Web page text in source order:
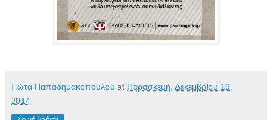
Γιώτα Παπαδημακοπούλου at Παρασκευή, Δεκεμβρίου 19,
2014